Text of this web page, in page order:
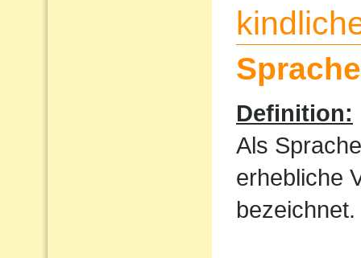
Definition:
Als
erhebliche
bezeichnet.